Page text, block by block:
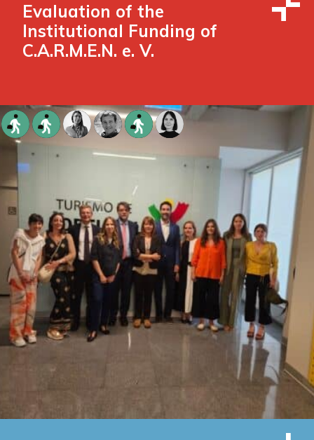
Evaluation of the
Institutional Funding of
C.A.R.M.E.N. e. V.